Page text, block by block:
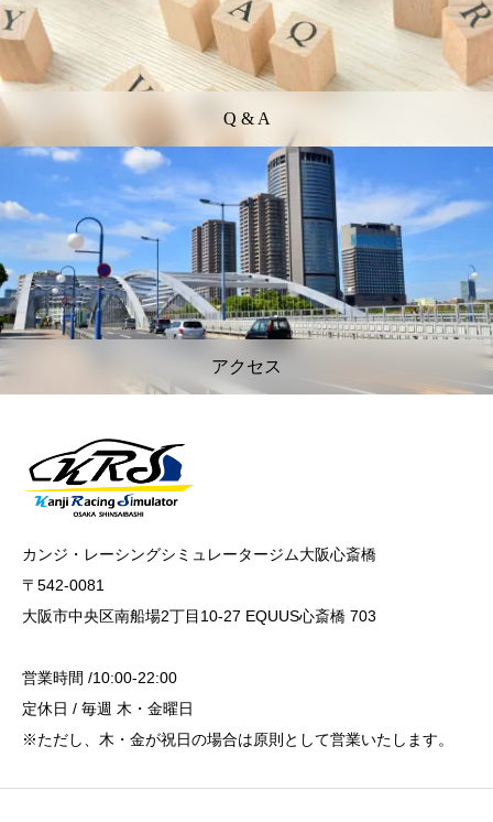
Q & A
アクセス
カンジ・レーシングシミュレータージム大阪心斎橋
〒542-0081
大阪市中央区南船場2丁目10-27 EQUUS心斎橋 703
営業時間 /10:00-22:00
定休日 / 毎週 木・金曜日
※ただし、木・金が祝日の場合は原則として営業いたします。